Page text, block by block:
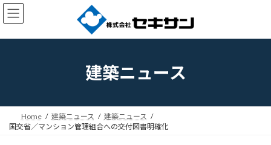
コ
ン
ン
ナ
ビ
ー
建築ニュース
Home 建築ニュース
建築ニュース
国交省／マンション管理組合への交付図書明確化